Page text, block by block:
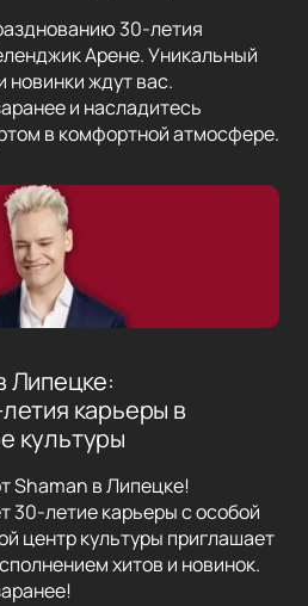
30-летия
Арене. Уникальный
новинки ждут вас.
и насладитесь
в комфортной атмосфере.
Липецке:
карьеры в
культуры
Shaman в Липецке!
30-летие карьеры с особой
центр культуры приглашает
хитов и новинок.